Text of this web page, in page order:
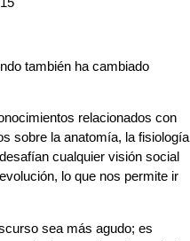
también ha cambiado
relacionados con
sobre la anatomía, la fisiología
cualquier visión social
lo que nos permite ir
sea más agudo; es